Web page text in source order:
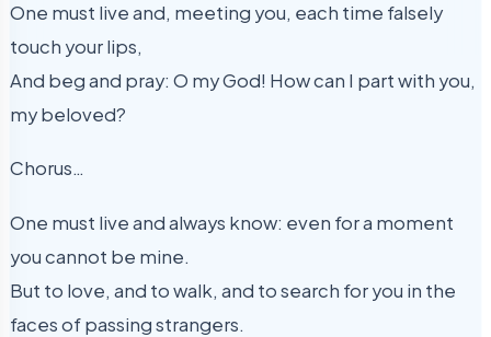
One must live and, meeting you, each time falsely
touch your lips,
And beg and pray: O my God! How can I part with you,
my beloved?
Chorus…
One must live and always know: even for a moment
you cannot be mine.
But to love, and to walk, and to search for you in the
faces of passing strangers.